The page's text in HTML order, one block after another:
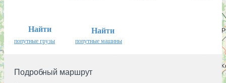
Найти
попутные грузы
Найти
попутные машины
Подробный маршрут